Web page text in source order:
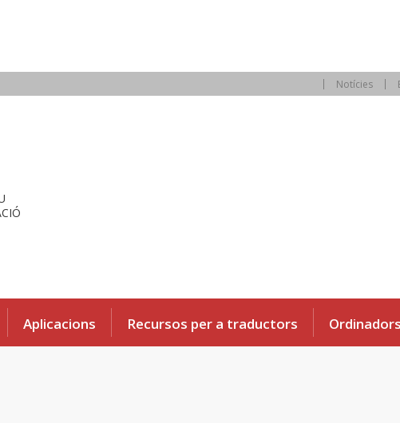
Notícies
Aplicacions Recursos per a traductors